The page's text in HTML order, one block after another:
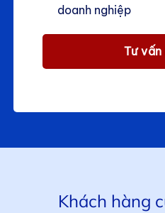
doanh nghiệp
Tư
Khách hàng